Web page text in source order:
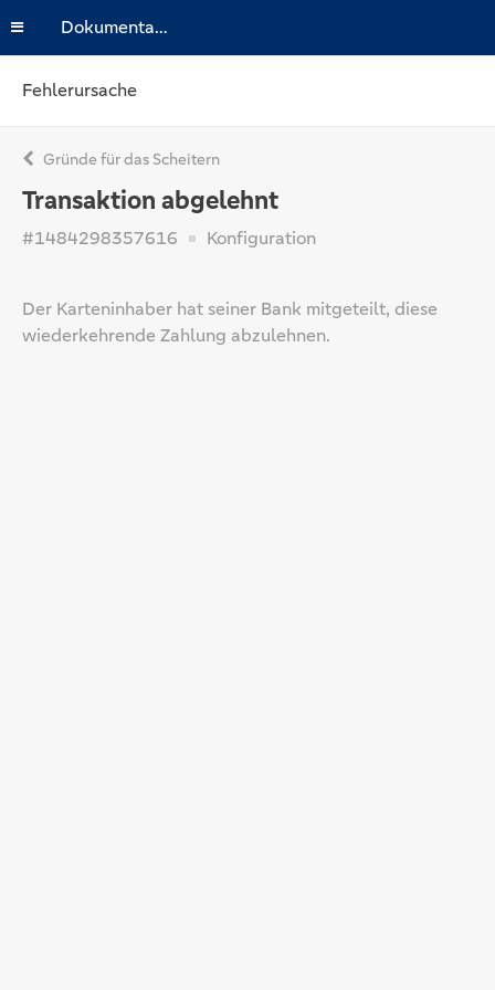
Dokumentation
Fehlerursache
Gründe für das Scheitern
Transaktion abgelehnt
#1484298357616 Konfiguration
Der Karteninhaber hat seiner Bank mitgeteilt, diese
wiederkehrende Zahlung abzulehnen.